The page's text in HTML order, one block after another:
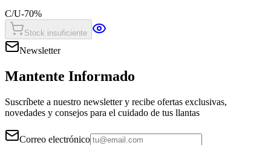
C/U-70%
Stock insuficiente
Newsletter
Mantente Informado
Suscríbete a nuestro newsletter y recibe ofertas exclusivas,
novedades y consejos para el cuidado de tus llantas
Correo electrónico